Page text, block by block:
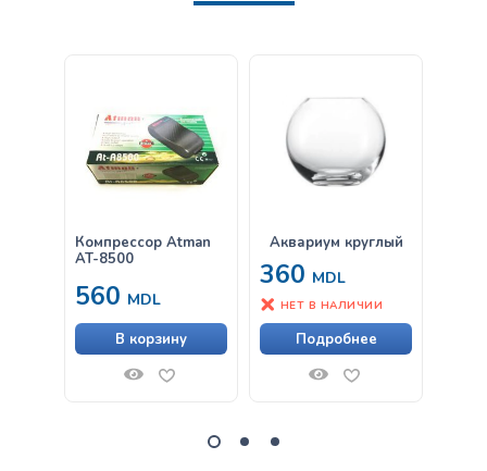
Компрессор Atman
AT-8500
560 MDL
В корзину
Аквариум круглый
360 MDL
НЕТ В НАЛИЧИИ
Подробнее